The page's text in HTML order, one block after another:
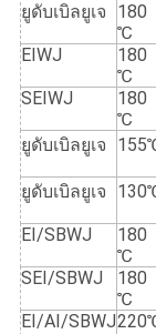
ยูดับเบิลยูเจ
180
℃
EIWJ
180
℃
SEIWJ
180
℃
ยูดับเบิลยูเจ
ยูดับเบิลยูเจ
EI/SBWJ
180
℃
SEI/SBWJ
180
℃
EI/AI/SBWJ